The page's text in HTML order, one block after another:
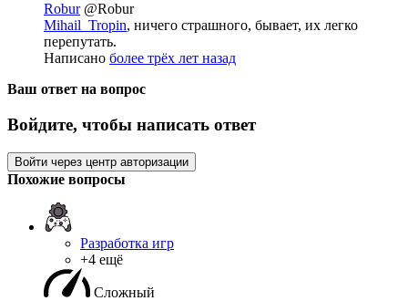
Robur @Robur
Mihail_Tropin, ничего страшного, бывает, их легко
перепутать.
Написано более трёх лет назад
Ваш ответ на вопрос
Войдите, чтобы написать ответ
Войти через центр авторизации
Похожие вопросы
Разработка игр
+4 ещё
Сложный